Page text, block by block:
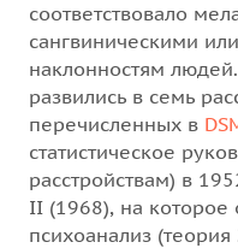
соответствовало
сангвиническими
наклонностям
развились в семь
перечисленных в
статистическое
расстройствам) в
II (1968), на которое
психоанализ